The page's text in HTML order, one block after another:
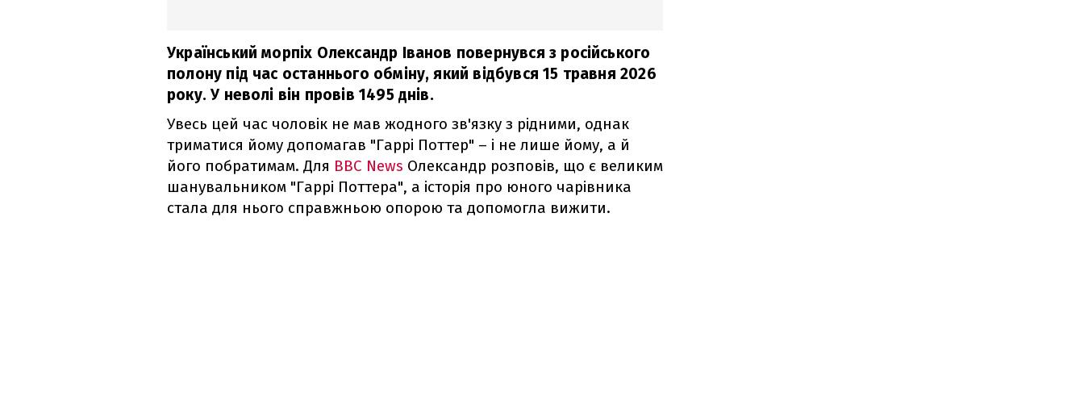
Український морпіх Олександр Іванов повернувся з російського
полону під час останнього обміну, який відбувся 15 травня 2026
року. У неволі він провів 1495 днів.
Увесь цей час чоловік не мав жодного зв'язку з рідними, однак
триматися йому допомагав "Гаррі Поттер" – і не лише йому, а й
його побратимам. Для BBC News Олександр розповів, що є великим
шанувальником "Гаррі Поттера", а історія про юного чарівника
стала для нього справжньою опорою та допомогла вижити.